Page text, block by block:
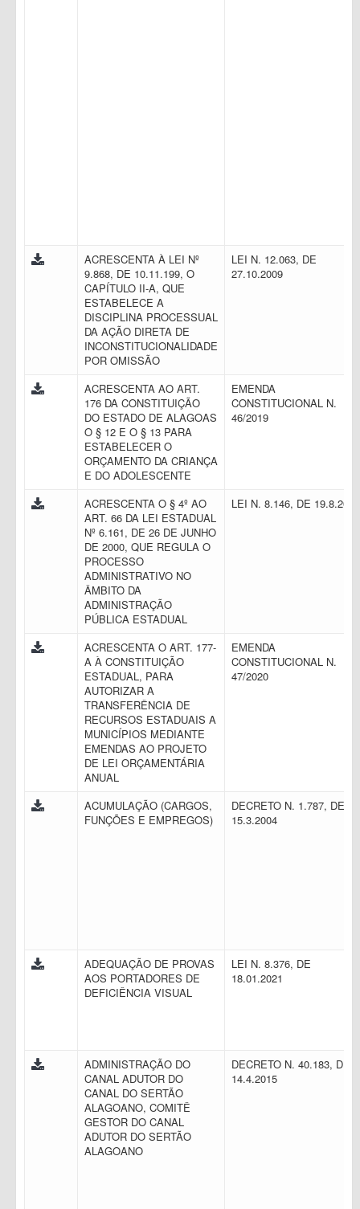
ACRESCENTA À LEI Nº
9.868, DE 10.11.199, O
CAPÍTULO II-A, QUE
ESTABELECE A
DISCIPLINA PROCESSUAL
DA AÇÃO DIRETA DE
INCONSTITUCIONALIDADE
POR OMISSÃO
LEI N. 12.063, DE
27.10.2009
ACRESCENTA AO ART.
176 DA CONSTITUIÇÃO
DO ESTADO DE ALAGOAS
O § 12 E O § 13 PARA
ESTABELECER O
ORÇAMENTO DA CRIANÇA
E DO ADOLESCENTE
EMENDA
CONSTITUCIONAL N.
46/2019
ACRESCENTA O § 4º AO
ART. 66 DA LEI ESTADUAL
Nº 6.161, DE 26 DE JUNHO
DE 2000, QUE REGULA O
PROCESSO
ADMINISTRATIVO NO
ÂMBITO DA
ADMINISTRAÇÃO
PÚBLICA ESTADUAL
LEI N. 8.146, DE
ACRESCENTA O ART. 177-
A À CONSTITUIÇÃO
ESTADUAL, PARA
AUTORIZAR A
TRANSFERÊNCIA DE
RECURSOS ESTADUAIS A
MUNICÍPIOS MEDIANTE
EMENDAS AO PROJETO
DE LEI ORÇAMENTÁRIA
ANUAL
EMENDA
CONSTITUCIONAL N.
47/2020
ACUMULAÇÃO (CARGOS,
FUNÇÕES E EMPREGOS)
DECRETO N. 1.787, DE
15.3.2004
ADEQUAÇÃO DE PROVAS
AOS PORTADORES DE
DEFICIÊNCIA VISUAL
LEI N. 8.376, DE
18.01.2021
ADMINISTRAÇÃO DO
CANAL ADUTOR DO
CANAL DO SERTÃO
ALAGOANO, COMITÊ
GESTOR DO CANAL
ADUTOR DO SERTÃO
ALAGOANO
DECRETO N. 40.183, DE
14.4.2015